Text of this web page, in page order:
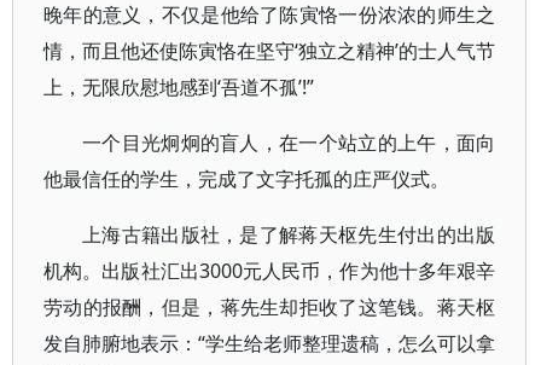
晚年的意义，不仅是他给了陈寅恪一份浓浓的师生之
情，而且他还使陈寅恪在坚守‘独立之精神’的士人气节
上，无限欣慰地感到‘吾道不孤’!”
一个目光炯炯的盲人，在一个站立的上午，面向
他最信任的学生，完成了文字托孤的庄严仪式。
上海古籍出版社，是了解蒋天枢先生付出的出版
机构。出版社汇出3000元人民币，作为他十多年艰辛
劳动的报酬，但是，蒋先生却拒收了这笔钱。蒋天枢
发自肺腑地表示：“学生给老师整理遗稿，怎么可以拿